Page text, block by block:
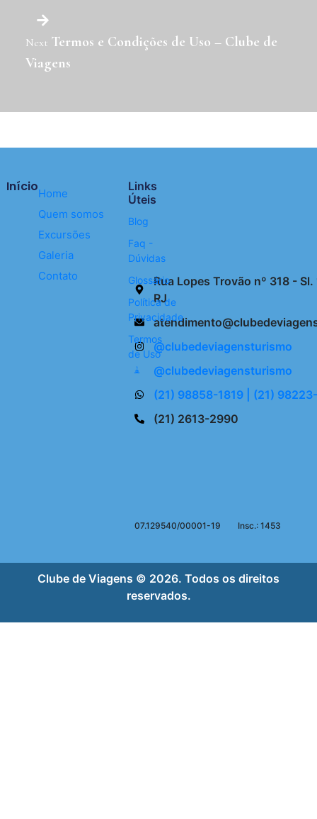
Next Termos e Condições de Uso – Clube de
Viagens
Rua Lopes Trovão nº 318 -
RJ
@clubedeviagensturismo
@clubedeviagensturismo
(21) 98858-1819 | (21)
(21) 2613-2990
07.129540/00001-19 Insc.: 1453
InícioHome
Quem somos
Excursões
Galeria
Contato
Links
Úteis
Blog
Faq -
Dúvidas
Glossário
Política de
Privacidade
Termos
de Uso
Clube de Viagens © 2026. Todos os direitos
reservados.